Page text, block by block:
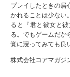
プレイしたときの居
かれることは少ない
ると『君と彼女と
る。でもゲームだか
覚に浸ってみても良
株式会社コアマガジ